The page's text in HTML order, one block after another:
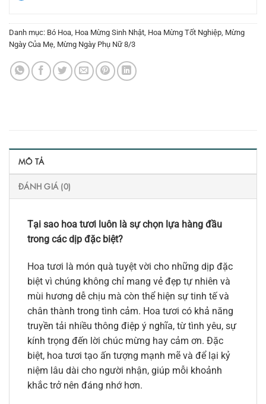
Danh mục: Bó Hoa, Hoa Mừng Sinh Nhật, Hoa Mừng Tốt Nghiệp, Mừng
Ngày Của Mẹ, Mừng Ngày Phụ Nữ 8/3
MÔ TẢ
ĐÁNH GIÁ (0)
Tại sao hoa tươi luôn là sự chọn lựa hàng đầu
trong các dịp đặc biệt?
Hoa tươi là món quà tuyệt vời cho những dịp đặc
biệt vì chúng không chỉ mang vẻ đẹp tự nhiên và
mùi hương dễ chịu mà còn thể hiện sự tinh tế và
chân thành trong tình cảm. Hoa tươi có khả năng
truyền tải nhiều thông điệp ý nghĩa, từ tình yêu, sự
kính trọng đến lời chúc mừng hay cảm ơn. Đặc
biệt, hoa tươi tạo ấn tượng mạnh mẽ và để lại kỷ
niệm lâu dài cho người nhận, giúp mỗi khoảnh
khắc trở nên đáng nhớ hơn.